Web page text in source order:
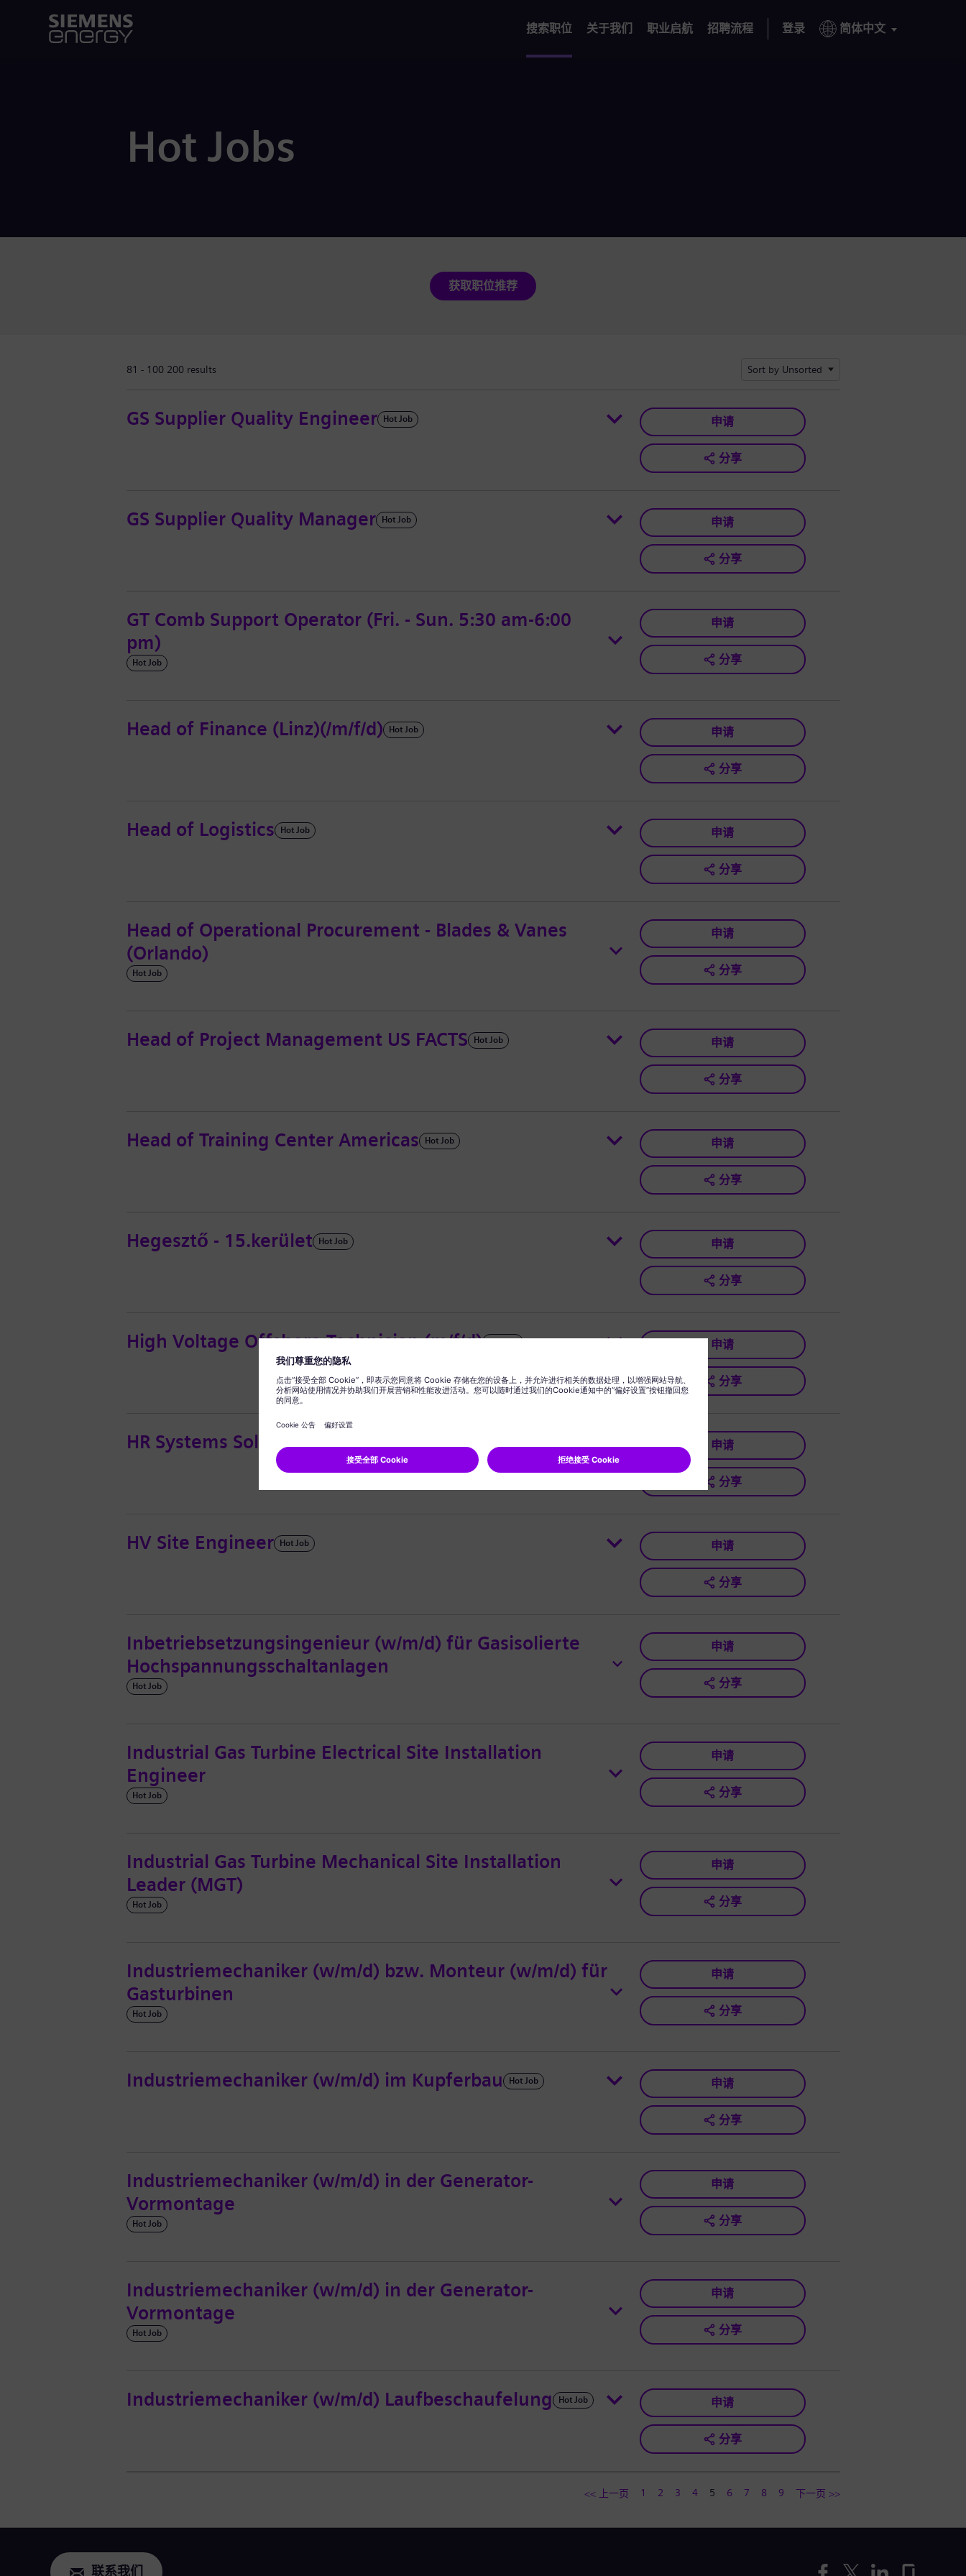
搜索职位 关于我们 职业启航 招聘流程 登录 简体中文
Hot Jobs
获取职位推荐
81 - 100 200 results Sort by Unsorted
GS Supplier Quality Engineer Hot Job 申请
分享
GS Supplier Quality Manager Hot Job 申请
分享
GT Comb Support Operator (Fri. - Sun. 5:30 am-6:00
pm)
Hot Job
申请
分享
Head of Finance (Linz)(/m/f/d) Hot Job 申请
分享
Head of Logistics Hot Job 申请
分享
Head of Operational Procurement - Blades & Vanes
(Orlando)
Hot Job
申请
分享
Head of Project Management US FACTS Hot Job 申请
分享
Head of Training Center Americas Hot Job 申请
分享
Hegesztő - 15.kerület Hot Job 申请
分享
High Voltage Offshore Technician (m/f/d) Hot Job 申请
分享
HR Systems Solution Architect 申请
分享
HV Site Engineer Hot Job 申请
分享
Inbetriebsetzungsingenieur (w/m/d) für Gasisolierte
Hochspannungsschaltanlagen
Hot Job
申请
分享
Industrial Gas Turbine Electrical Site Installation
Engineer
Hot Job
申请
分享
Industrial Gas Turbine Mechanical Site Installation
Leader (MGT)
Hot Job
申请
分享
Industriemechaniker (w/m/d) bzw. Monteur (w/m/d) für
Gasturbinen
Hot Job
申请
分享
Industriemechaniker (w/m/d) im Kupferbau Hot Job 申请
分享
Industriemechaniker (w/m/d) in der Generator-
Vormontage
Hot Job
申请
分享
Industriemechaniker (w/m/d) in der Generator-
Vormontage
Hot Job
申请
分享
Industriemechaniker (w/m/d) Laufbeschaufelung Hot Job 申请
分享
<< 上一页 1 2 3 4 5 6 7 8 9 下一页 >>
联系我们